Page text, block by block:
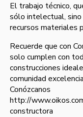
El trabajo técnico,
sólo intelectual, sino
recursos materiales
Recuerde que con
solo cumplen con
construcciones
comunidad
Conózcanos
http://
constructora